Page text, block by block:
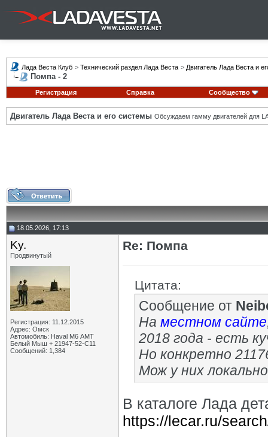
Лада Веста Клуб > Технический раздел Лада Веста > Двигатель Лада Веста и
Помпа - 2
Регистрация Справка Сообщество
Двигатель Лада Веста и его системы Обсуждаем гамму двигателей для
18.05.2026, 17:13
Ky.
Продвинутый
Регистрация: 11.12.2015
Адрес: Омск
Автомобиль: Haval M6 АМТ
Белый Мыш + 21947-52-С11
Сообщений: 1,384
Re: Помпа
Цитата:
Сообщение от
На местном сайте
2018 года - есть
Но конкретно
Мож у них
В каталоге Лада
https://lecar.ru/